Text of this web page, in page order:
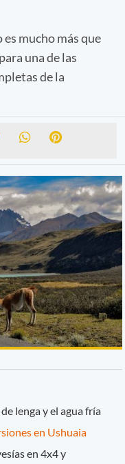
mucho más que
una de las
de la
lenga y el agua fría
en Ushuaia
en 4x4 y